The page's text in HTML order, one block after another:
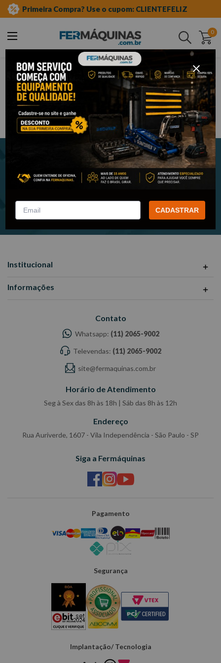
Primeira Compra? Use o cupom: CLIENTEFELIZ
0
Buscar
Cadastre-se e receba nossas novidades e promoções em seu e-
mail!
Institucional
Informações
Contato
Whatsapp: (11) 2065-9002
Televendas: (11) 2065-9002
site@fermaquinas.com.br
Horário de Atendimento
Seg à Sex das 8h às 18h | Sáb das 8h às 12h
Endereço
Rua Auriverde, 1607 - Vila Independência - São Paulo - SP
Siga a Fermáquinas
Pagamento
Segurança
Implantação/ Tecnologia
CADASTRAR